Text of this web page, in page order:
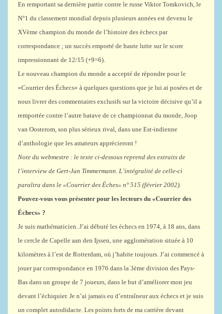
En remportant sa dernière partie contre le russe Viktor Tomkovich, le
N°1 du classement mondial depuis plusieurs années est devenu le
XVème champion du monde de l’histoire des échecs par
correspondance ; un succès emporté de haute lutte sur le score
impressionnant de 12/15 (+9=6).
Le nouveau champion du monde a accepté de répondre pour le
«Courrier des Échecs» à quelques questions que je lui ai posées et de
nous livrer des commentaires exclusifs sur la victoire décisive qu’il a
remportée contre l’autre batave de ce championnat du monde, Joop
van Oosterom, son plus sérieux rival, dans une Est-indienne
d’anthologie que les amateurs apprécieront !
Note du webmestre : le texte ci-dessous reprend des extraits de
l’interview de Gert-Jan Timmermann. L’intégralité de celle-ci
paraîtra dans le «Courrier des Éches» n° 515 (février 2002).
Pouvez-vous vous présenter pour les lecteurs du «Courrier des
Échecs» ?
Je suis mathématicien. J’ai débuté les échecs en 1974, à 18 ans, dans
le cercle de Capelle aan den Ijssen, une agglomération située à 10
kilomètres à l’est de Rotterdam, où j’habite toujours. J’ai commencé à
jouer par correspondance en 1976 dans la 3ème division des Pays-
Bas dans un groupe de 7 joueurs, dans le but d’améliorer mon jeu
devant l’échiquier. Je n’ai jamais eu d’entraîneur aux échecs et je suis
un complet autodidacte. Les points forts de ma carrière devant